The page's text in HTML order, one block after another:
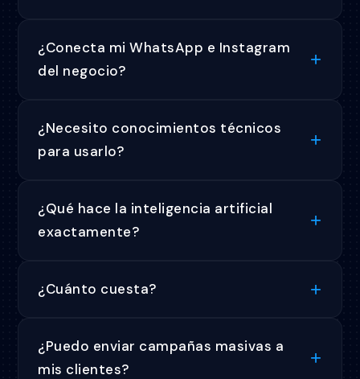
¿Conecta mi WhatsApp e Instagram
del negocio?
¿Necesito conocimientos técnicos
para usarlo?
¿Qué hace la inteligencia artificial
exactamente?
¿Cuánto cuesta?
¿Puedo enviar campañas masivas a
mis clientes?